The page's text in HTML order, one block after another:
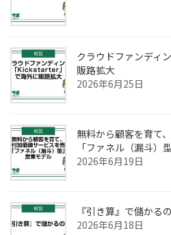
クラウドファンディ
販路拡大
2026年6月25日
無料から顧客を育て
「ファネル（漏斗）
2026年6月19日
『引き算』で儲かる
2026年6月18日